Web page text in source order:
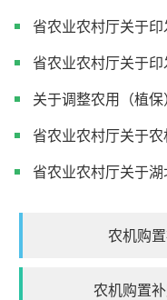
农机购
农机购置